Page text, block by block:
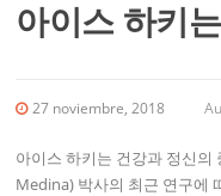
아이스 하키
27 noviembre, 2018
아이스 하키는 건강과 정신의
Medina) 박사의 최근 연구에